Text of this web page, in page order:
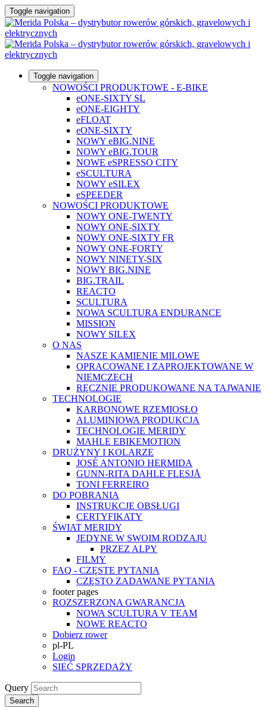
Toggle navigation
Toggle navigation
NOWOŚCI PRODUKTOWE - E-BIKE
eONE-SIXTY SL
eONE-EIGHTY
eFLOAT
eONE-SIXTY
NOWY eBIG.NINE
NOWY eBIG.TOUR
NOWE eSPRESSO CITY
eSCULTURA
NOWY eSILEX
eSPEEDER
NOWOŚCI PRODUKTOWE
NOWY ONE-TWENTY
NOWY ONE-SIXTY
NOWY ONE-SIXTY FR
NOWY ONE-FORTY
NOWY NINETY-SIX
NOWY BIG.NINE
BIG.TRAIL
REACTO
SCULTURA
NOWA SCULTURA ENDURANCE
MISSION
NOWY SILEX
O NAS
NASZE KAMIENIE MILOWE
OPRACOWANE I ZAPROJEKTOWANE W
NIEMCZECH
RĘCZNIE PRODUKOWANE NA TAJWANIE
TECHNOLOGIE
KARBONOWE RZEMIOSŁO
ALUMINIOWA PRODUKCJA
TECHNOLOGIE MERIDY
MAHLE EBIKEMOTION
DRUŻYNY I KOLARZE
JOSÉ ANTONIO HERMIDA
GUNN-RITA DAHLE FLESJÅ
TONI FERREIRO
DO POBRANIA
INSTRUKCJE OBSŁUGI
CERTYFIKATY
ŚWIAT MERIDY
JEDYNE W SWOIM RODZAJU
PRZEZ ALPY
FILMY
FAQ - CZĘSTE PYTANIA
CZĘSTO ZADAWANE PYTANIA
footer pages
ROZSZERZONA GWARANCJA
NOWA SCULTURA V TEAM
NOWE REACTO
Dobierz rower
pl-PL
Login
SIEĆ SPRZEDAŻY
Query
Search